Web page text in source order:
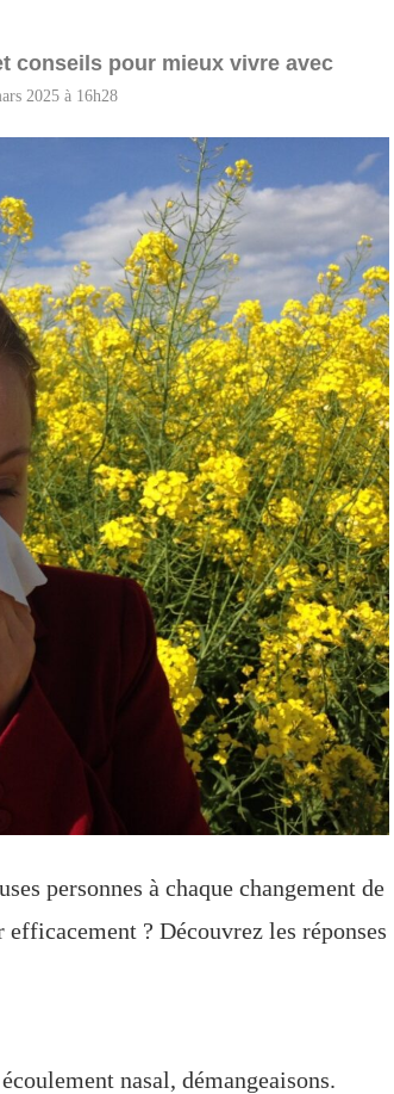
conseils pour mieux vivre avec
2025 à 16h28
personnes à chaque changement de
? Découvrez les réponses
nasal, démangeaisons.